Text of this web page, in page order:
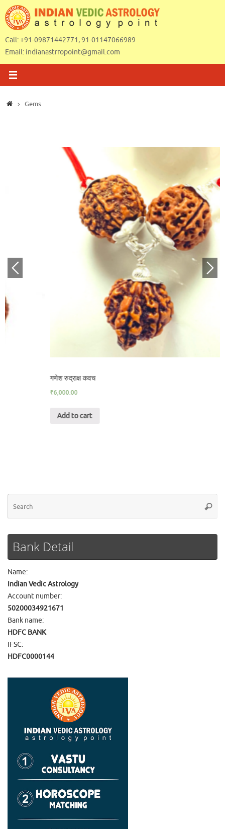
Skip
to
content
Call: +91-09871442771, 91-01147066989
Email: indianastrropoint@gmail.com
HomeGems
गणेश रुद्राक्ष कवच
Bank Detail
Name:
Indian Vedic Astrology
Account number:
50200034921671
Bank name:
HDFC BANK
IFSC:
HDFC0000144